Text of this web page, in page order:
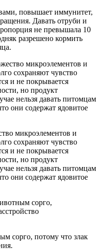
повышает иммунитет,
Давать отруби и
не превышала 10
разрешено кормить
микроэлементов и
сохраняют чувство
и не покрывается
но продукт
нельзя давать питомцам
они содержат ядовитое
микроэлементов и
сохраняют чувство
и не покрывается
но продукт
нельзя давать питомцам
они содержат ядовитое
сорго,
сорго, потому что злак